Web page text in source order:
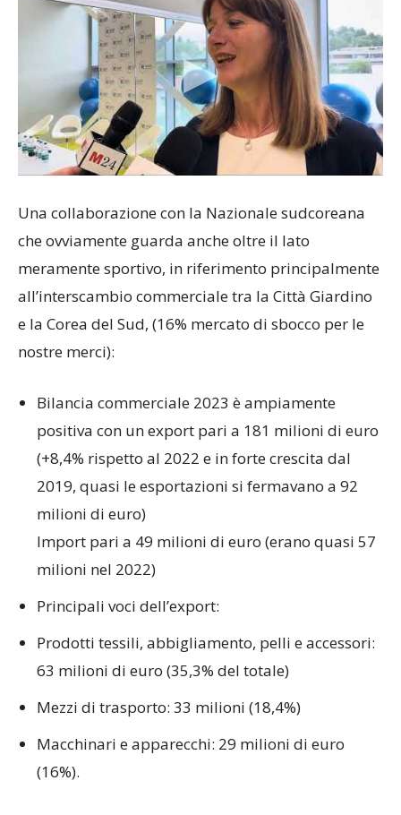
che ovviamente guarda anche oltre il lato
meramente sportivo, in riferimento principalmente
all’interscambio commerciale tra la Città Giardino
e la Corea del Sud, (16% mercato di sbocco per le
nostre merci):
positiva con un export pari a 181 milioni di euro
(+8,4% rispetto al 2022 e in forte crescita dal
2019, quasi le esportazioni si fermavano a 92
milioni di euro)
Import pari a 49 milioni di euro (erano quasi 57
milioni nel 2022)
63 milioni di euro (35,3% del totale)
(16%).